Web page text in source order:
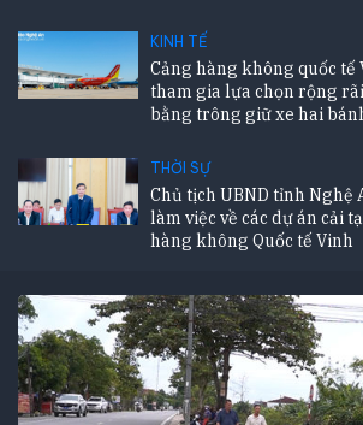
KINH TẾ
Cảng hàng không quốc
tham gia lựa chọn rộng
bằng trông giữ xe hai
THỜI SỰ
Chủ tịch UBND tỉnh Nghệ
làm việc về các dự án cải
hàng không Quốc tế Vinh